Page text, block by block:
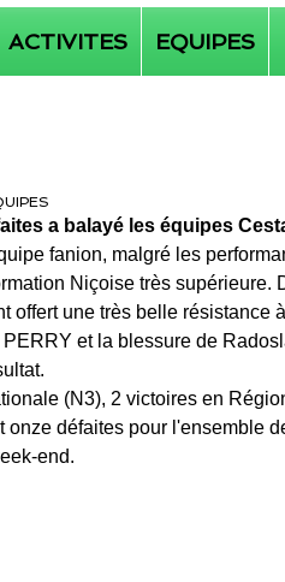
ACTIVITES EQUIPES
a balayé les équipes
fanion, malgré les
Niçoise très
offert une très belle résistance
PERRY et la blessure de
(N3), 2 victoires en
onze défaites pour l'ensemble
end.